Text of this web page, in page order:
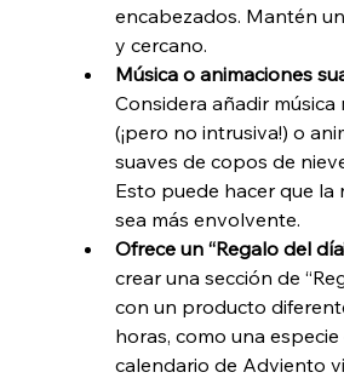
encabezados. Mantén
y cercano.
Música o animaciones
Considera añadir música
(¡pero no intrusiva!) o
suaves de copos de
Esto puede hacer que la
sea más envolvente.
Ofrece un “Regalo del
crear una sección de
con un producto
horas, como una especie
calendario de Adviento